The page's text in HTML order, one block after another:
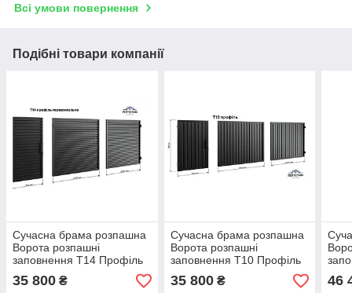
Всі умови повернення
Подібні товари компанії
Сучасна брама розпашна
Ворота розпашні
заповнення Т14 Профіль
горизонтально Хвіртка
35 800 ₴
Сучасна брама розпашна
Ворота розпашні
заповнення Т10 Профіль
Хвіртка Розпашні ворота з
профнастилу
35 800₴ 46